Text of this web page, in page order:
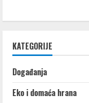
KATEGORIJE
Događanja
Eko i domaća hrana